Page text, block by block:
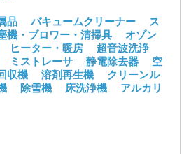
品 バキュームクリーナー
ス
機・ブロワー・清掃具
オゾン
ヒーター・暖房
超音波洗浄
ミストレーサ 静電除去器
空
収機 溶剤再生機
クリーンル
除雪機 床洗浄機
アルカリ